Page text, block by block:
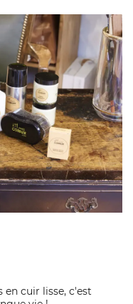
en cuir lisse, c'est